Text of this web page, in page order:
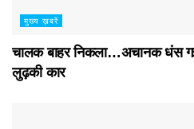
मुख्य ख़बरें
चालक बाहर निकला…अचानक धंस
लुढ़की कार